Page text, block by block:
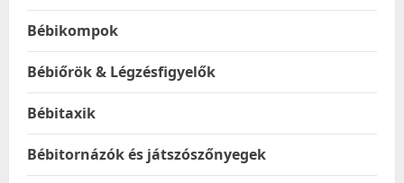
Bébikompok
Bébiőrök & Légzésfigyelők
Bébitaxik
Bébitornázók és játszószőnyegek